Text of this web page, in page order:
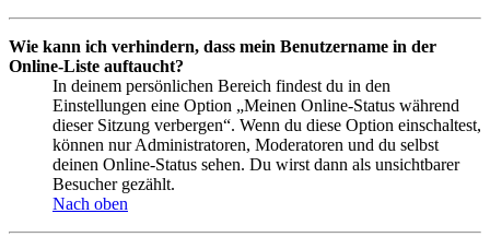
Wie kann ich verhindern, dass mein Benutzername in der
Online-Liste auftaucht?
In deinem persönlichen Bereich findest du in den
Einstellungen eine Option „Meinen Online-Status während
dieser Sitzung verbergen“. Wenn du diese Option einschaltest,
können nur Administratoren, Moderatoren und du selbst
deinen Online-Status sehen. Du wirst dann als unsichtbarer
Besucher gezählt.
Nach oben